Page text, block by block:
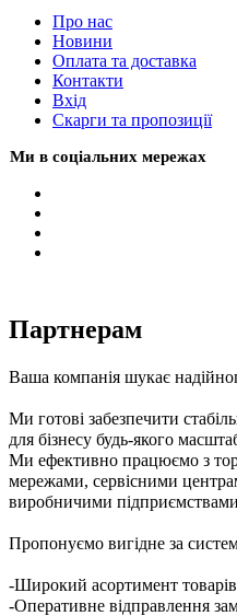
Про нас
Новини
Оплата та доставка
Контакти
Вхiд
Скарги та пропозиції
Ми в соціальних мережах
Партнерам
Ваша компанія шукає
Ми готові забезпечити
для бізнесу будь-якого
Ми ефективно працюємо з
мережами, сервісними
виробничими
Пропонуємо вигідне за
-Широкий асортимент
-Оперативне відправлення